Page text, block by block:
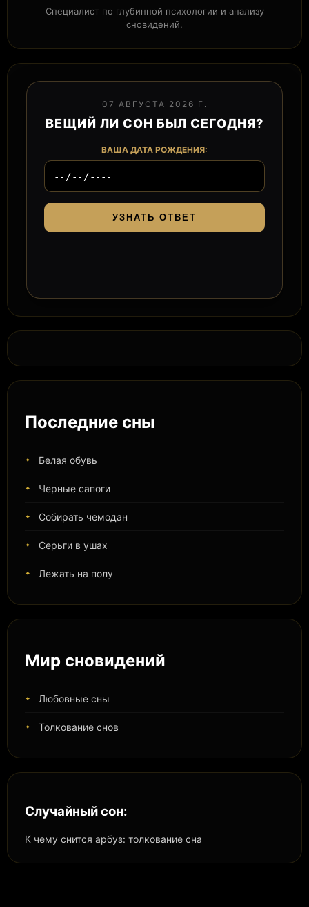
Специалист по глубинной психологии и анализу
сновидений.
07 АВГУСТА 2026 Г.
ВЕЩИЙ ЛИ СОН БЫЛ СЕГОДНЯ?
ВАША ДАТА РОЖДЕНИЯ:
УЗНАТЬ ОТВЕТ
Последние сны
Белая обувь
Черные сапоги
Собирать чемодан
Серьги в ушах
Лежать на полу
Мир сновидений
Любовные сны
Толкование снов
Случайный сон:
К чему снится арбуз: толкование сна